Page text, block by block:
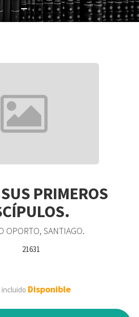
PRIMEROS
OPORTO, SANTIAGO.
21631
Disponible